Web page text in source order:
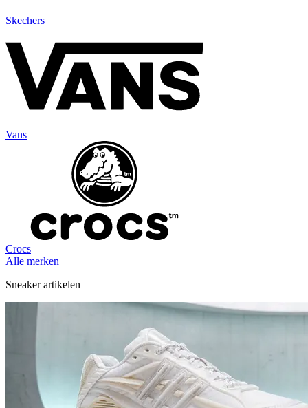
Skechers
Vans
Crocs
Alle merken
Sneaker artikelen